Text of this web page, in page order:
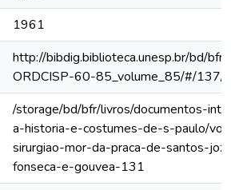
1961
http://bibdig.biblioteca.unesp.br/bd/
ORDCISP-60-85_volume_85/#/137/
/storage/bd/bfr/livros/documentos-
a-historia-e-costumes-de-s-paulo/
sirurgiao-mor-da-praca-de-santos-
fonseca-e-gouvea-131